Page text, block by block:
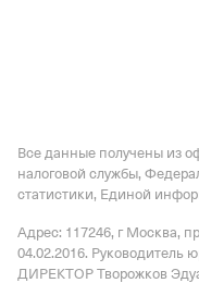
Все данные получены из
налоговой службы,
статистики, Единой
Адрес: 117246, г Москва,
04.02.2016. Руководитель
ДИРЕКТОР Творожков